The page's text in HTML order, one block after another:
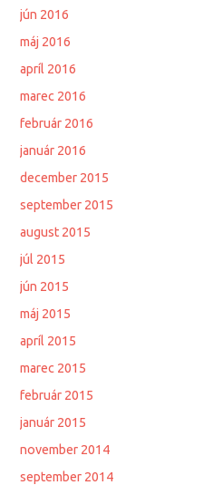
jún 2016
máj 2016
apríl 2016
marec 2016
február 2016
január 2016
december 2015
september 2015
august 2015
júl 2015
jún 2015
máj 2015
apríl 2015
marec 2015
február 2015
január 2015
november 2014
september 2014